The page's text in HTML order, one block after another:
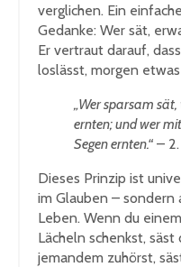
verglichen. Ein
Gedanke: Wer sät,
Er vertraut darauf,
loslässt, morgen
„Wer sparsam
ernten; und wer
Segen ernten.“ –
Dieses Prinzip ist
im Glauben – sondern
Leben. Wenn du
Lächeln schenkst,
jemandem zuhörst,